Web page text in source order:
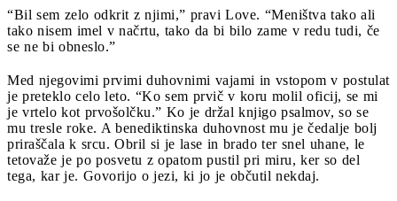
“Bil sem zelo odkrit z njimi,” pravi Love. “Meništva tako ali
tako nisem imel v načrtu, tako da bi bilo zame v redu tudi, če
se ne bi obneslo.”
Med njegovimi prvimi duhovnimi vajami in vstopom v postulat
je preteklo celo leto. “Ko sem prvič v koru molil oficij, se mi
je vrtelo kot prvošolčku.” Ko je držal knjigo psalmov, so se
mu tresle roke. A benediktinska duhovnost mu je čedalje bolj
priraščala k srcu. Obril si je lase in brado ter snel uhane, le
tetovaže je po posvetu z opatom pustil pri miru, ker so del
tega, kar je. Govorijo o jezi, ki jo je občutil nekdaj.